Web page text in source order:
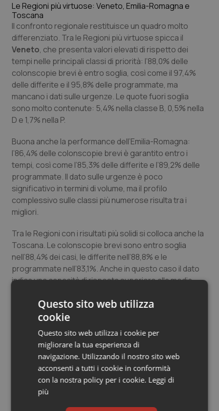
Le Regioni più virtuose: Veneto, Emilia-Romagna e
Toscana
Il confronto regionale restituisce un quadro molto
differenziato. Tra le Regioni più virtuose spicca il
Veneto, che presenta valori elevati di rispetto dei
tempi nelle principali classi di priorità: l’88,0% delle
colonscopie brevi è entro soglia, così come il 97,4%
delle differite e il 95,8% delle programmate, ma
mancano i dati sulle urgenze. Le quote fuori soglia
sono molto contenute: 5,4% nella classe B, 0,5% nella
D e 1,7% nella P.
Buona anche la performance dell’Emilia-Romagna:
l’86,4% delle colonscopie brevi è garantito entro i
tempi, così come l’85,3% delle differite e l’89,2% delle
programmate. Il dato sulle urgenze è poco
significativo in termini di volume, ma il profilo
complessivo sulle classi più numerose risulta tra i
migliori.
Tra le Regioni con i risultati più solidi si colloca anche la
Toscana. Le colonscopie brevi sono entro soglia
nell’88,4% dei casi, le differite nell’88,8% e le
programmate nell’83,1%. Anche in questo caso il dato
indica una capacità di risposta superiore alla media
Le maggiori criticità: Sicilia, Puglia e Umbria
Sul versante opposto emergono tre Regioni con
criticità particolarmente marcate. La Sicilia presenta
uno dei quadri più difficili: nella classe U il 57,4% delle
prestazioni è fuori soglia, nella B il 41,0%, nella D il
57,7% e nella P il 52,0%. In pratica, per le classi differita
e programmata più di una colonscopia su due non
rispetta i tempi previsti.
Questo sito web utilizza
cookie
Questo sito web utilizza i cookie per
migliorare la tua esperienza di
navigazione. Utilizzando il nostro sito web
acconsenti a tutti i cookie in conformità
con la nostra policy per i cookie. Leggi di
più